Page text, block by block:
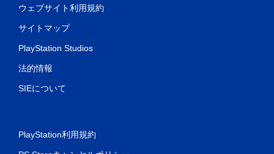
ウェブサイト利用規約
サイトマップ
PlayStation Studios
法的情報
SIEについて
PlayStation利用規約